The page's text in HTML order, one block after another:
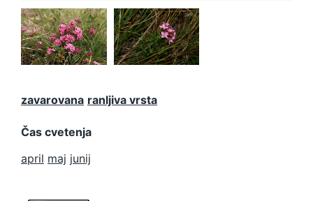
Daphne
cneorum
Daphne
cneorum
zavarovana ranljiva vrsta
Čas cvetenja
april maj junij